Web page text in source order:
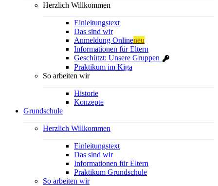
Herzlich Willkommen
Einleitungstext
Das sind wir
Anmeldung Onlineneu
Informationen für Eltern
Geschützt: Unsere Gruppen
Praktikum im Kiga
So arbeiten wir
Historie
Konzepte
Grundschule
Herzlich Willkommen
Einleitungstext
Das sind wir
Informationen für Eltern
Praktikum Grundschule
So arbeiten wir